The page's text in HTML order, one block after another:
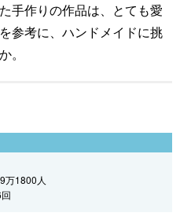
手作りの作品は、とても愛
参考に、ハンドメイドに挑
。
万1800人